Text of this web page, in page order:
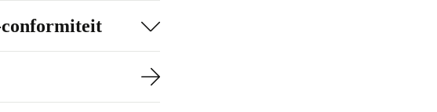
en USB-C